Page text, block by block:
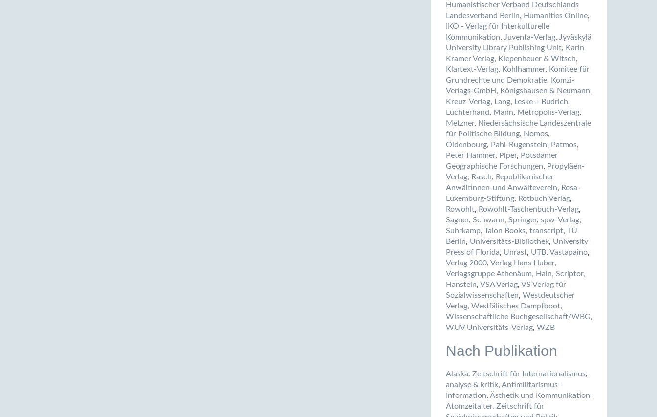
Humanistischer Verband Deutschlands
Landesverband Berlin, Humanities Online,
IKO - Verlag für Interkulturelle
Kommunikation, Juventa-Verlag, Jyväskylä
University Library Publishing Unit, Karin
Kramer Verlag, Kiepenheuer & Witsch,
Klartext-Verlag, Kohlhammer, Komitee für
Grundrechte und Demokratie, Komzi-
Verlags-GmbH, Königshausen & Neumann,
Kreuz-Verlag, Lang, Leske + Budrich,
Luchterhand, Mann, Metropolis-Verlag,
Metzner, Niedersächsische Landeszentrale
für Politische Bildung, Nomos,
Oldenbourg, Pahl-Rugenstein, Patmos,
Peter Hammer, Piper, Potsdamer
Geographische Forschungen, Propyläen-
Verlag, Rasch, Republikanischer
Anwältinnen-und Anwälteverein, Rosa-
Luxemburg-Stiftung, Rotbuch Verlag,
Rowohlt, Rowohlt-Taschenbuch-Verlag,
Sagner, Schwann, Springer, spw-Verlag,
Suhrkamp, Talon Books, transcript, TU
Berlin, Universitäts-Bibliothek, University
Press of Florida, Unrast, UTB, Vastapaino,
Verlag 2000, Verlag Hans Huber,
Verlagsgruppe Athenäum, Hain, Scriptor,
Hanstein, VSA Verlag, VS Verlag für
Sozialwissenschaften, Westdeutscher
Verlag, Westfälisches Dampfboot,
Wissenschaftliche Buchgesellschaft/WBG,
WUV Universitäts-Verlag, WZB
Nach Publikation
Alaska. Zeitschrift für Internationalismus,
analyse & kritik, Antimilitarismus-
Information, Ästhetik und Kommunikation,
Atomzeitalter. Zeitschrift für